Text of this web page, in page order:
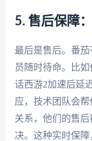
5. 售后保障
最后是售后。番
员随时待命。比
话西游2加速后延
应，技术团队会
关系，他们的售
决。这种实时保障